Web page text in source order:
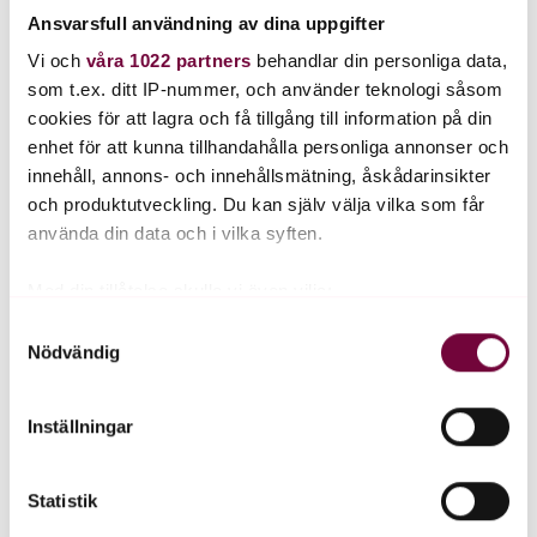
Ansvarsfull användning av dina uppgifter
Vi och våra 1022 partners behandlar din personliga data,
som t.ex. ditt IP-nummer, och använder teknologi såsom
cookies för att lagra och få tillgång till information på din
enhet för att kunna tillhandahålla personliga annonser och
innehåll, annons- och innehållsmätning, åskådarinsikter
och produktutveckling. Du kan själv välja vilka som får
använda din data och i vilka syften.
som kan ha en noggrannhet på upp till flera meter
Ta reda på mer om hur dina personliga uppgifter
Du kan ändra eller dra tillbaka ditt samtycke när som
Nödvändig
Inställningar
Statistik
Regelbunden provtagning
Stöd för kost och livsstil
Löpande kontakt med sjuksköterska
Du betalar kostnaden för medicinen själv.
Prisinformation
Vem gäller erbjudandet för?
Erbjudandet gäller för dig som inte är i pågående
Hur löser jag in koden?